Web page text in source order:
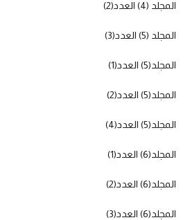
المجلد (4) العدد(2)
المجلد (5) العدد(3)
المجلد(5) العدد(1)
المجلد(5) العدد(2)
المجلد(5) العدد(4)
المجلد(6) العدد(1)
المجلد(6) العدد(2)
المجلد(6) العدد(3)